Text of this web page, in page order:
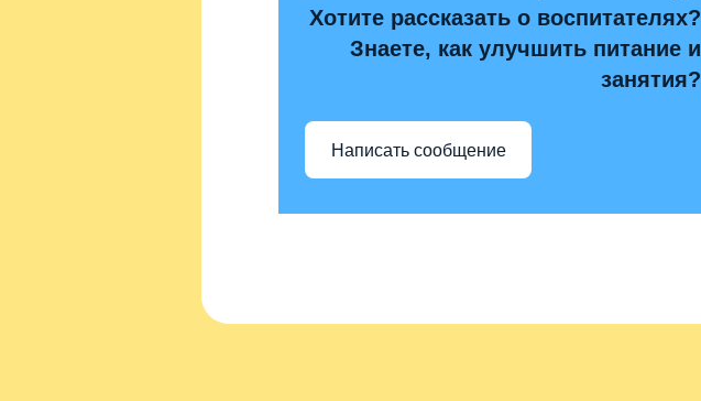
Хотите рассказать о воспитателях?
Знаете, как улучшить питание и
занятия?
Написать сообщение